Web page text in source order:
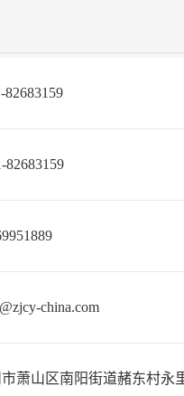
82683159
china.com
萧山区南阳街道赭东村永